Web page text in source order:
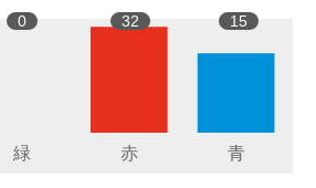
0 32 15